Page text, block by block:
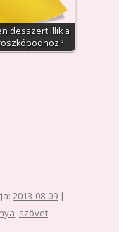
desszert illik a
2013-08-09 |
, szövet